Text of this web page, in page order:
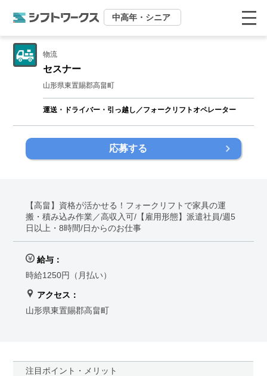
中高年・シニア
物流
セスナー
山形県東置賜郡高畠町
運送・ドライバー・引っ越し／フォークリフトオペレーター
応募する
【高畠】資格が活かせる！フォークリフトで家具の運
搬・積み込み作業／高収入可/【雇用形態】派遣社員/週5
日以上・8時間/日からのお仕事
給与：
時給1250円（月払い）
アクセス：
山形県東置賜郡高畠町
注目ポイント・メリット